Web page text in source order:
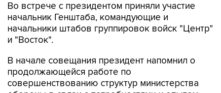
начальники штабов группировок войск "Центр"
и "Восток".
В начале совещания президент напомнил о
совершенствованию структур министерства
обороны в связи с потребностями и опытом
специальной военной операции.